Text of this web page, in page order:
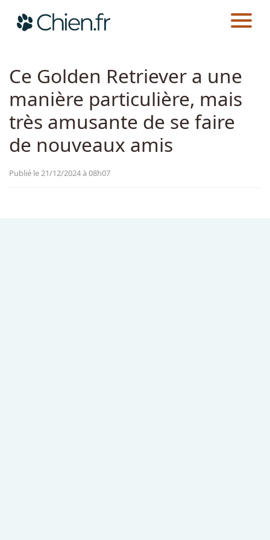
Races
CHIEN.FR ACTUALITÉS
Ce Golden Retriever a une
manière particulière, mais
très amusante de se faire
de nouveaux amis
Publié le 21/12/2024 à 08h07